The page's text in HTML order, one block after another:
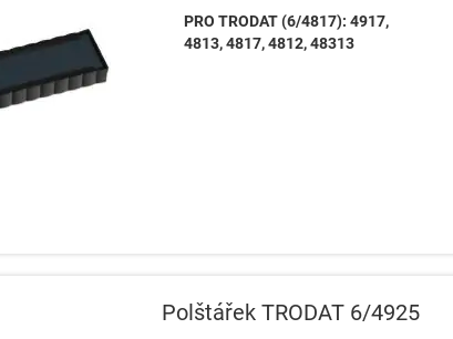
PRO TRODAT (6/4817): 4917,
4813, 4817, 4812, 48313
Polštářek TRODAT 6/4925